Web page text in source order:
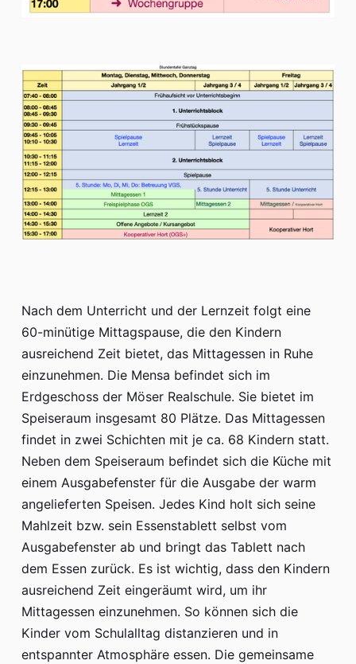
Nach dem Unterricht und der Lernzeit folgt eine
60-minütige Mittagspause, die den Kindern
ausreichend Zeit bietet, das Mittagessen in Ruhe
einzunehmen. Die Mensa befindet sich im
Erdgeschoss der Möser Realschule. Sie bietet im
Speiseraum insgesamt 80 Plätze. Das Mittagessen
findet in zwei Schichten mit je ca. 68 Kindern statt.
Neben dem Speiseraum befindet sich die Küche mit
einem Ausgabefenster für die Ausgabe der warm
angelieferten Speisen. Jedes Kind holt sich seine
Mahlzeit bzw. sein Essenstablett selbst vom
Ausgabefenster ab und bringt das Tablett nach
dem Essen zurück. Es ist wichtig, dass den Kindern
ausreichend Zeit eingeräumt wird, um ihr
Mittagessen einzunehmen. So können sich die
Kinder vom Schulalltag distanzieren und in
entspannter Atmosphäre essen. Die gemeinsame